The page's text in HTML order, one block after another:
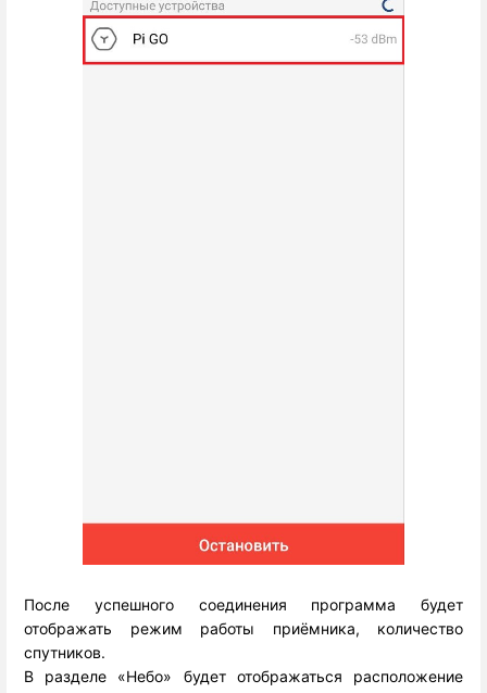
После успешного соединения программа будет
отображать режим работы приёмника, количество
спутников.
В разделе «Небо» будет отображаться расположение